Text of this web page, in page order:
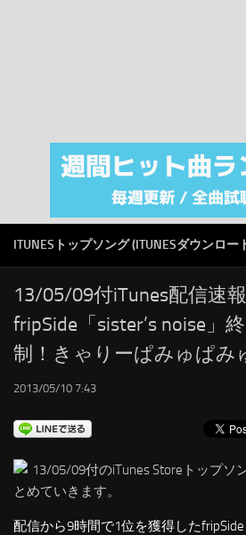
注目カテゴリ
オリジナルiTunes週間トップソング
RSS
LINKS
ITUNESトップソング (ITUNESダウンロー
13/05/09付iTunes配信速報
fripSide「sister’s noise」
制！きゃりーぱみゅぱみ
2013/05/10 7:43
13/05/09付のiTunes Storeトップソ
とめていきます。
配信から9時間で1位を獲得したfripSide